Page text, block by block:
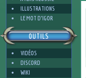
ILLUSTRATIONS
LE MOT D'IGOR
OUTILS
VIDÉOS
DISCORD
WIKI